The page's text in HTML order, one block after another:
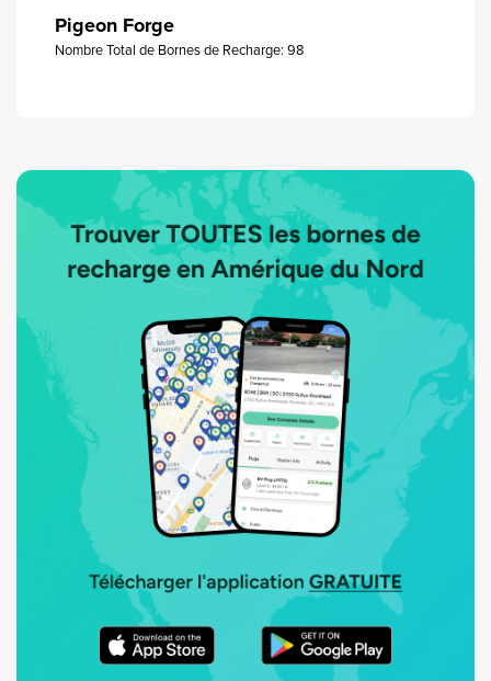
Pigeon Forge
Nombre Total de Bornes de Recharge: 98